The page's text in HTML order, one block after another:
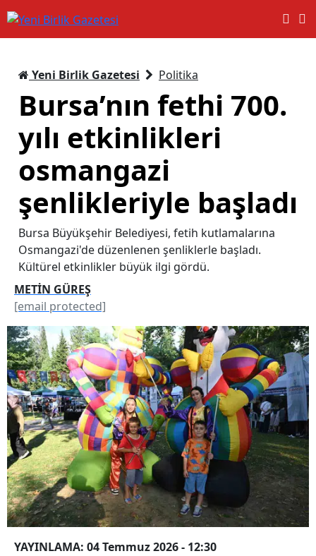
Yeni Birlik Gazetesi Politika
Bursa’nın fethi 700.
yılı etkinlikleri
osmangazi
şenlikleriyle başladı
Bursa Büyükşehir Belediyesi, fetih kutlamalarına
Osmangazi'de düzenlenen şenliklerle başladı.
Kültürel etkinlikler büyük ilgi gördü.
METİN GÜREŞ
[email protected]
YAYINLAMA: 04 Temmuz 2026 - 12:30